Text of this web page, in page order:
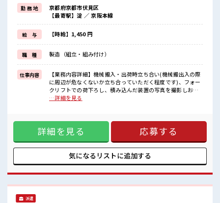
週末は家族や友人と一緒にプライベート満喫！
≪ラクラク制服アリ≫
制服があるので、
毎日の服装の悩み解消♪
≪未経験でも活躍できる≫
新しいことにチャレンジするのは不安だけど、
しっかり働く環境が整っています！
イチからスキルUP・ステップUP目指していきましょう！
≪自分に向いている仕事が探せる≫
困った事などがあれば、
担当がしっかりサポートします！
■職場の雰囲気
職場にはロッカー完備！
私物の置きすぎには注意が必要ですね★
残業はほとんどなし！
プライベートも謳歌できる☆
勤 務 地
京都府京都市伏見区
【最寄駅】淀 ／ 京阪本線
給 与 【時給】1,450 円
職 種 製造（組立・組み付け）
仕事内容
【業務内容詳細】機械搬入・出荷時立ち合い(機械搬出入の際
に周辺が危なくないか立ち合っていただく程度です)、フォー
クリフトでの荷下ろし、積み込んだ装置の写真を撮影しお客
様へメール、出荷時の資料作成(フォーマットあり)、トラック
ライベートが充実する≫ 場合によってはお願いすることもあ
りますが、 残業はほとんどナシ！ ≪週休2日制≫ 週末は家族
や友人と一緒にプライベート満喫！ ≪ラクラク制服アリ≫ 制
服があるので、 毎日の服装の悩み解消♪ ≪未経験でも活躍で
きる≫ 新しいことにチャレンジするのは不安だけど、 しっか
り働く環境が整っています！ イチからスキルUP・ステップ
≫ 困った事などがあれば、 担当がしっかりサポートします！
■職場の雰囲気 休憩室で楽しくランチ♪ 時間があれば昼寝も
…詳細を見る
詳細を見る 応募する
気になるリストに追加する
派遣